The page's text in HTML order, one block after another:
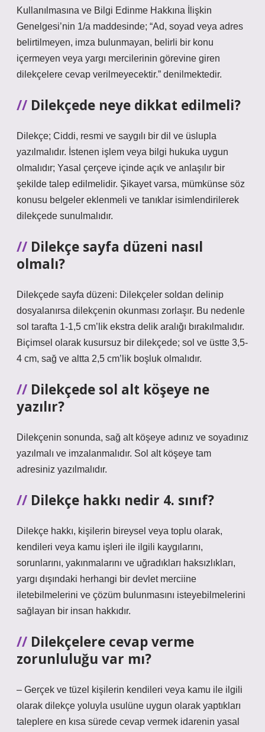
Kullanılmasına ve Bilgi Edinme Hakkına İlişkin
Genelgesi’nin 1/a maddesinde; “Ad, soyad veya adres
belirtilmeyen, imza bulunmayan, belirli bir konu
içermeyen veya yargı mercilerinin görevine giren
dilekçelere cevap verilmeyecektir.” denilmektedir.
Dilekçede neye dikkat edilmeli?
Dilekçe; Ciddi, resmi ve saygılı bir dil ve üslupla
yazılmalıdır. İstenen işlem veya bilgi hukuka uygun
olmalıdır; Yasal çerçeve içinde açık ve anlaşılır bir
şekilde talep edilmelidir. Şikayet varsa, mümkünse söz
konusu belgeler eklenmeli ve tanıklar isimlendirilerek
dilekçede sunulmalıdır.
Dilekçe sayfa düzeni nasıl
olmalı?
Dilekçede sayfa düzeni: Dilekçeler soldan delinip
dosyalanırsa dilekçenin okunması zorlaşır. Bu nedenle
sol tarafta 1-1,5 cm’lik ekstra delik aralığı bırakılmalıdır.
Biçimsel olarak kusursuz bir dilekçede; sol ve üstte 3,5-
4 cm, sağ ve altta 2,5 cm’lik boşluk olmalıdır.
Dilekçede sol alt köşeye ne
yazılır?
Dilekçenin sonunda, sağ alt köşeye adınız ve soyadınız
yazılmalı ve imzalanmalıdır. Sol alt köşeye tam
adresiniz yazılmalıdır.
Dilekçe hakkı nedir 4. sınıf?
Dilekçe hakkı, kişilerin bireysel veya toplu olarak,
kendileri veya kamu işleri ile ilgili kaygılarını,
sorunlarını, yakınmalarını ve uğradıkları haksızlıkları,
yargı dışındaki herhangi bir devlet merciine
iletebilmelerini ve çözüm bulunmasını isteyebilmelerini
sağlayan bir insan hakkıdır.
Dilekçelere cevap verme
zorunluluğu var mı?
– Gerçek ve tüzel kişilerin kendileri veya kamu ile ilgili
olarak dilekçe yoluyla usulüne uygun olarak yaptıkları
taleplere en kısa sürede cevap vermek idarenin yasal